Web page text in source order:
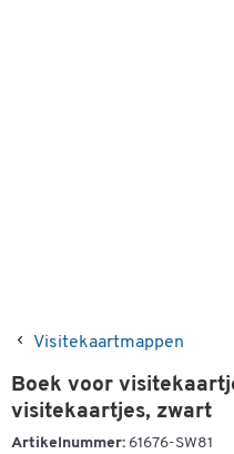
Visitekaartmappen
Boek voor
visitekaartjes, zwart
Artikelnummer: 61676-SW81